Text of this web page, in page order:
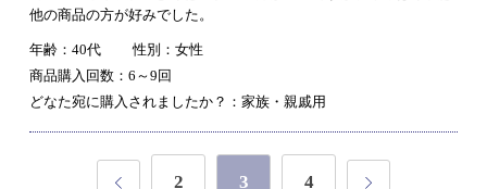
他の商品の方が好みでした。
年齢：40代
性別：女性
商品購入回数：6～9回
どなた宛に購入されましたか？：家族・親戚用
2 3 4